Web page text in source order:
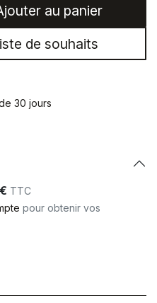
au panier
de souhaits
30 jours
TTC
pour obtenir vos